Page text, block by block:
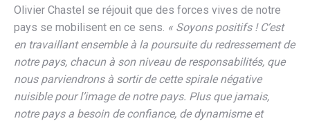
Olivier Chastel se réjouit que des forces vives de notre
pays se mobilisent en ce sens. « Soyons positifs ! C’est
en travaillant ensemble à la poursuite du redressement de
notre pays, chacun à son niveau de responsabilités, que
nous parviendrons à sortir de cette spirale négative
nuisible pour l’image de notre pays. Plus que jamais,
notre pays a besoin de confiance, de dynamisme et